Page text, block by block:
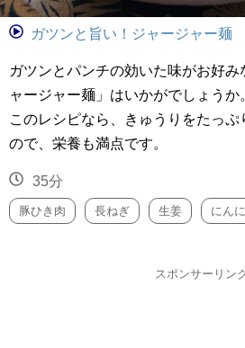
ガツンと旨い！ジャージャー麺
ガツンとパンチの効いた味がお好
ャージャー麺」はいかがでしょうか
このレシピなら、きゅうりをたっぷ
ので、栄養も満点です。
35分
豚ひき肉 長ねぎ 生姜 にんに
スポンサーリン